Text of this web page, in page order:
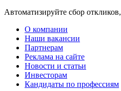
Автоматизируйте сбор
О компании
Наши вакансии
Партнерам
Реклама на сайте
Новости и статьи
Инвесторам
Кандидаты по профессиям